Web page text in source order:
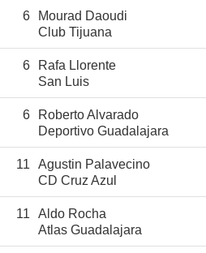
6
Mourad Daoudi
Club Tijuana
6
Rafa Llorente
San Luis
6
Roberto Alvarado
Deportivo Guadalajara
11
Agustin Palavecino
CD Cruz Azul
11
Aldo Rocha
Atlas Guadalajara